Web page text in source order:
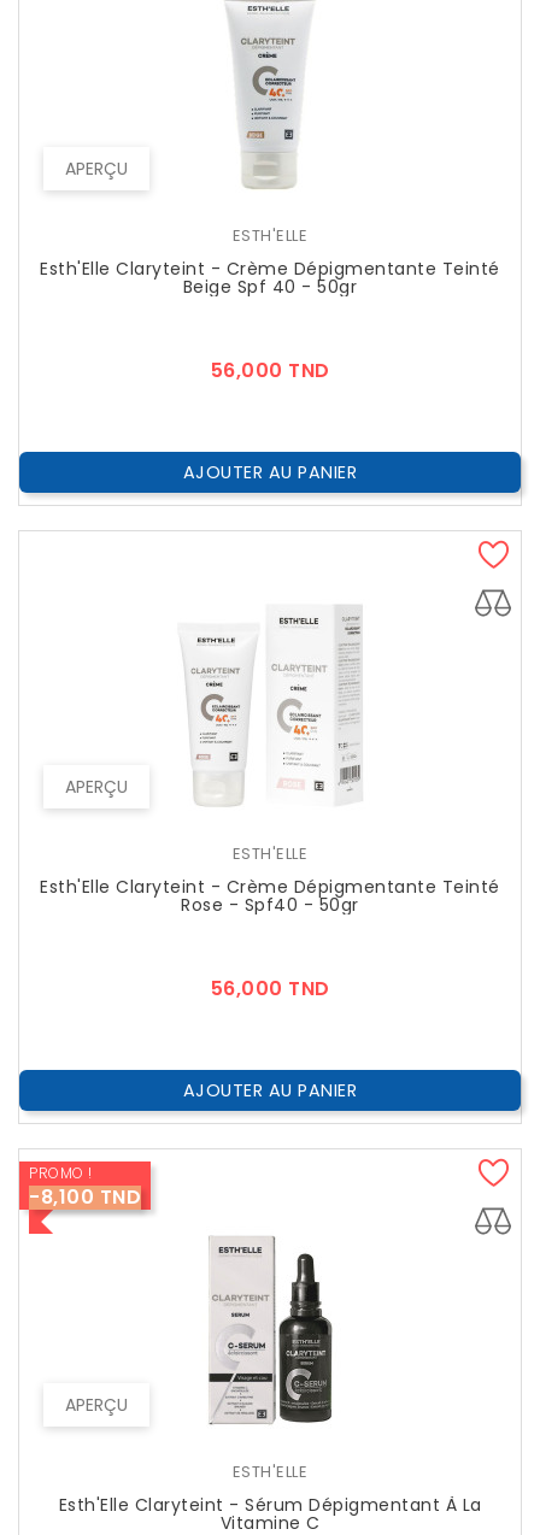
APERÇU
ESTH'ELLE
Esth'Elle Claryteint - Crème Dépigmentante Teinté
Beige Spf 40 - 50gr
56,000 TND
AJOUTER AU PANIER
APERÇU
ESTH'ELLE
Esth'Elle Claryteint - Crème Dépigmentante Teinté
Rose - Spf40 - 50gr
56,000 TND
AJOUTER AU PANIER
APERÇU
PROMO !
-8,100 TND
ESTH'ELLE
Esth'Elle Claryteint - Sérum Dépigmentant À La
Vitamine C